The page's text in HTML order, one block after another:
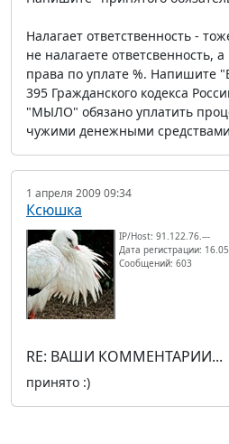
Налагает ответственность -
не налагаете ответсвенность,
права по уплате %. Напишите
395 Гражданского кодекса
"МЫЛО" обязано уплатить
чужими денежными
1 апреля 2009 09:34
Ксюшка
IP/Host: 91.122.76.---
Дата регистрации:
Сообщений: 603
RE: ВАШИ КОММЕНТАРИИ...
принято :)